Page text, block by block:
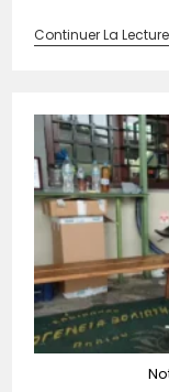
Continuer La Lecture